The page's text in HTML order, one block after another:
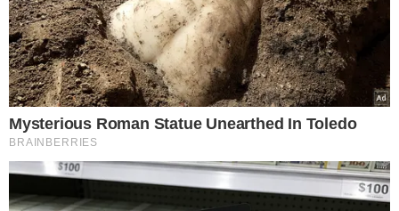
Jakub Mensik vence João Fonseca em Roland Garros — Foto: Reuters